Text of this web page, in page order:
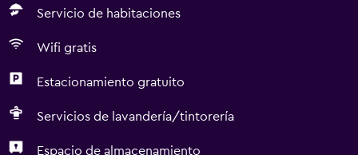
Servicio de habitaciones
Wifi gratis
Estacionamiento gratuito
Servicios de lavandería/tintorería
Espacio de almacenamiento